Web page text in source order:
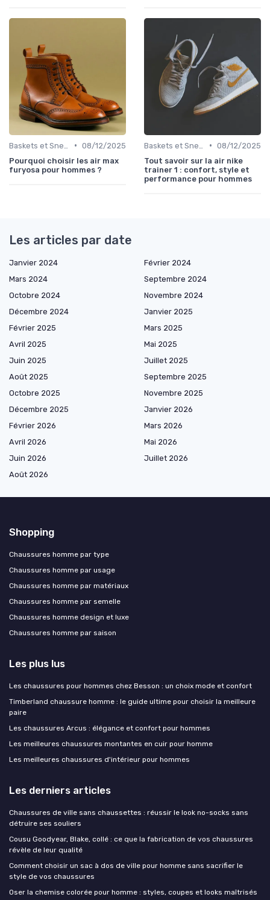
• 08/12/2025
Pourquoi choisir les air max
furyosa pour hommes ?
• 08/12/2025
Tout savoir sur la air nike
trainer 1 : confort, style et
performance pour hommes
Les articles par date
Janvier 2024
Février 2024
Mars 2024
Septembre 2024
Octobre 2024
Novembre 2024
Décembre 2024
Janvier 2025
Février 2025
Mars 2025
Avril 2025
Mai 2025
Juin 2025
Juillet 2025
Août 2025
Septembre 2025
Octobre 2025
Novembre 2025
Décembre 2025
Janvier 2026
Février 2026
Mars 2026
Avril 2026
Mai 2026
Juin 2026
Juillet 2026
Août 2026
Shopping
Chaussures homme par type
Chaussures homme par usage
Chaussures homme par matériaux
Chaussures homme par semelle
Chaussures homme design et luxe
Chaussures homme par saison
Les plus lus
Les chaussures pour hommes chez Besson : un choix mode et confort
Timberland chaussure homme : le guide ultime pour choisir la meilleure
paire
Les chaussures Arcus : élégance et confort pour hommes
Les meilleures chaussures montantes en cuir pour homme
Les meilleures chaussures d'intérieur pour hommes
Les derniers articles
Chaussures de ville sans chaussettes : réussir le look no-socks sans
détruire ses souliers
Cousu Goodyear, Blake, collé : ce que la fabrication de vos chaussures
révèle de leur qualité
Comment choisir un sac à dos de ville pour homme sans sacrifier le
style de vos chaussures
Oser la chemise colorée pour homme : styles, coupes et looks maîtrisés